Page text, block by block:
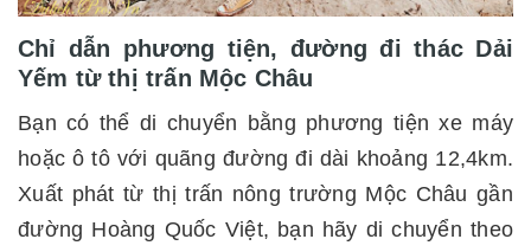
Chỉ dẫn phương tiện, đường đi thác Dải
Yếm từ thị trấn Mộc Châu
Bạn có thể di chuyển bằng phương tiện xe máy
hoặc ô tô với quãng đường đi dài khoảng 12,4km.
Xuất phát từ thị trấn nông trường Mộc Châu gần
đường Hoàng Quốc Việt, bạn hãy di chuyển theo